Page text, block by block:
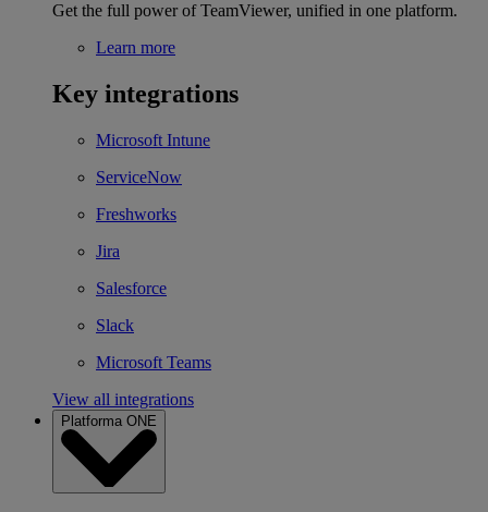
Get the full power of TeamViewer, unified in one platform.
Learn more
Key integrations
Microsoft Intune
ServiceNow
Freshworks
Jira
Salesforce
Slack
Microsoft Teams
View all integrations
Platforma ONE